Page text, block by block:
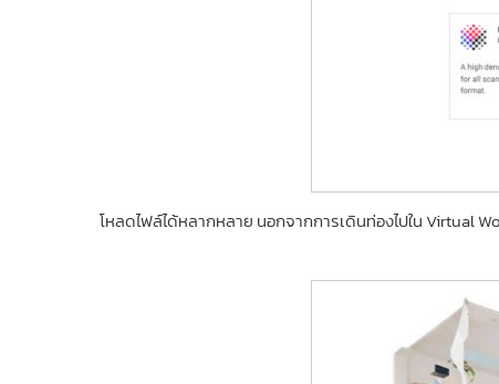
โหลดไฟล์ได้หลากหลาย นอกจากการเดินท่องไปใน Virtual